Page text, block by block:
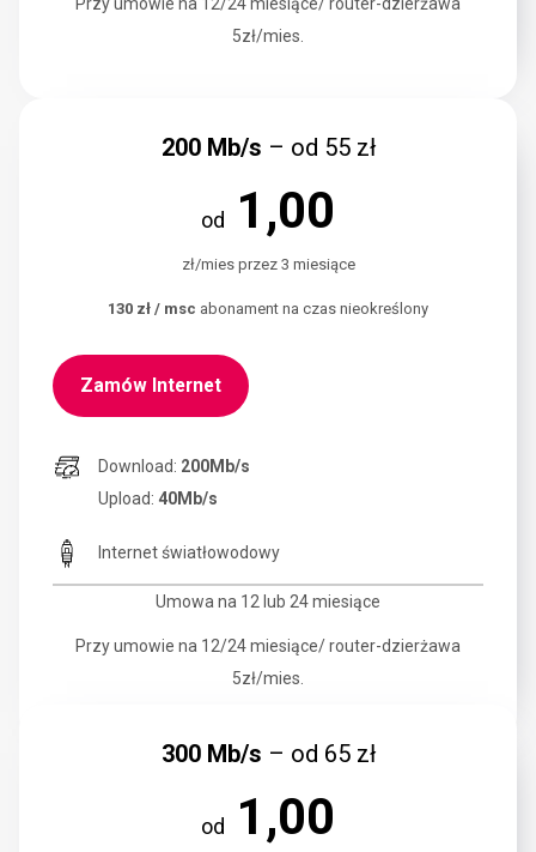
5zł/mies.
200 Mb/s – od 55 zł
od 1,00
zł/mies przez 3 miesiące
130 zł / msc abonament na czas nieokreślony
Zamów Internet
Download: 200Mb/s
Upload: 40Mb/s
Internet światłowodowy
Umowa na 12 lub 24 miesiące
Przy umowie na 12/24 miesiące/ router-dzierżawa
5zł/mies.
300 Mb/s – od 65 zł
od 1,00